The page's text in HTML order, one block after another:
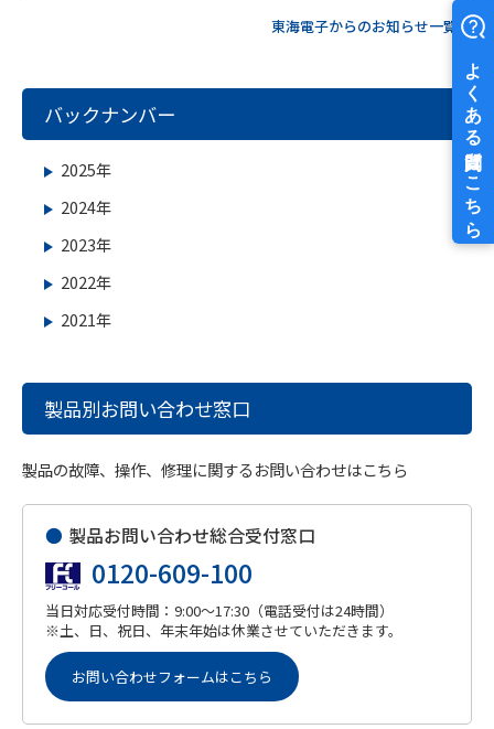
東海電子からのお知らせ一覧へ
バックナンバー
2025年
2024年
2023年
2022年
2021年
製品別お問い合わせ窓口
製品の故障、操作、修理に関するお問い合わせはこちら
● 製品お問い合わせ総合受付窓口
0120-609-100
当日対応受付時間：9:00～17:30（電話受付は24時間）
※土、日、祝日、年末年始は休業させていただきます。
お問い合わせフォームはこちら